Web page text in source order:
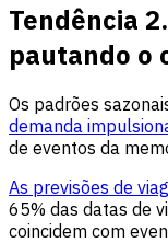
Tendência
pautando o
Os padrões
demanda
de eventos da
As previsões de
65% das datas de
coincidem com